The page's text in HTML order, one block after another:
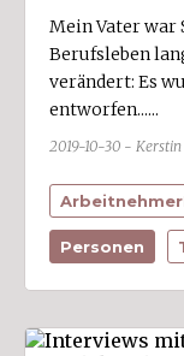
Hörbranz (1)
Hohenems (6)
Hohenweiler
Innerbraz
Kennelbach (3)
Klaus (1)
Klösterle
Koblach (1)
Krumbach
Mein Vater war
Berufsleben
verändert: Es
entworfen......
2019-10-30 -
Personen